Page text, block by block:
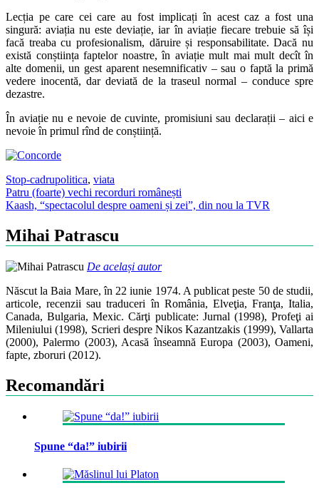
Lecția pe care cei care au fost implicați în acest caz a fost una
singură: aviația nu este deviație, iar în aviație fiecare trebuie să își
facă treaba cu profesionalism, dăruire și responsabilitate. Dacă nu
există conștiința faptelor noastre, în aviație mult mai mult decît în
alte domenii, un gest aparent nesemnificativ – sau o faptă la primă
vedere inocentă, dar deviată de la traseul normal – conduce spre
dezastre.
În aviație nu e nevoie de cuvinte, promisiuni sau declarații – aici e
nevoie în primul rînd de conștiință.
Stop-cadrupolitica, viata
Post
navigation
Patru (foarte) vechi recorduri românești
Kaash, “spectacolul despre oameni și zei”, din nou la TVR
Mihai Patrascu
De același autor
Născut la Baia Mare, în 22 iunie 1974. A publicat peste 50 de studii,
articole, recenzii sau traduceri în România, Elveţia, Franţa, Italia,
Canada, Bulgaria, Mexic. Cărţi publicate: Jurnal (1998), Profeţi ai
Mileniului (1998), Scrieri despre Nikos Kazantzakis (1999), Vallarta
(2000), Palermo (2003), Acasă înseamnă Europa (2003), Oameni,
fapte, zboruri (2012).
Recomandări
Spune “da!” iubirii